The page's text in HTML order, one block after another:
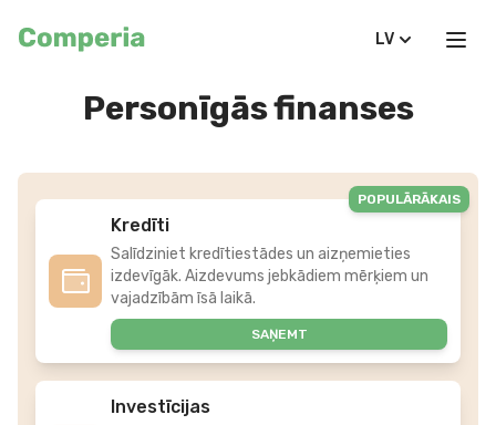
LV
Personīgās finanses
Kredīti
Salīdziniet kredītiestādes un aizņemieties
izdevīgāk. Aizdevums jebkādiem mērķiem un
vajadzībām īsā laikā.
SAŅEMT
POPULĀRĀKAIS
Investīcijas